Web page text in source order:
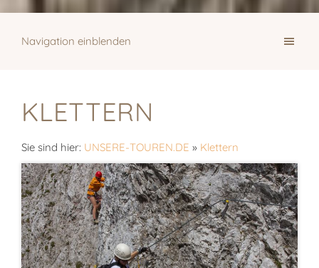
Navigation einblenden
KLETTERN
Sie sind hier: UNSERE-TOUREN.DE » Klettern